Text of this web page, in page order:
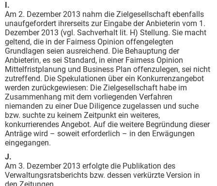
I.
Am 2. Dezember 2013 nahm die Zielgesellschaft ebenfalls
unaufgefordert ihrerseits zur Eingabe der Anbieterin vom 1.
Dezember 2013 (vgl. Sachverhalt lit. H) Stellung. Sie macht
geltend, die in der Fairness Opinion offengelegten
Grundlagen seien ausreichend. Die Behauptung der
Anbieterin, es sei Standard, in einer Fairness Opinion
Mittelfristplanung und Business Plan offenzulegen, sei nicht
zutreffend. Die Spekulationen über ein Konkurrenzangebot
werden zurückgewiesen: Die Zielgesellschaft habe im
Zusammenhang mit dem vorliegenden Verfahren
niemanden zu einer Due Diligence zugelassen und suche
bzw. suchte zu keinem Zeitpunkt ein weiteres,
konkurrierendes Angebot. Auf die weitere Begründung dieser
Anträge wird – soweit erforderlich – in den Erwägungen
eingegangen.
J.
Am 3. Dezember 2013 erfolgte die Publikation des
Verwaltungsratsberichts bzw. dessen verkürzte Version in